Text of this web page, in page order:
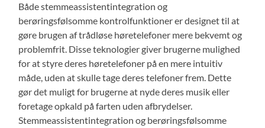
Både stemmeassistentintegration og
berøringsfølsomme kontrolfunktioner er designet til at
gøre brugen af trådløse høretelefoner mere bekvemt og
problemfrit. Disse teknologier giver brugerne mulighed
for at styre deres høretelefoner på en mere intuitiv
måde, uden at skulle tage deres telefoner frem. Dette
gør det muligt for brugerne at nyde deres musik eller
foretage opkald på farten uden afbrydelser.
Stemmeassistentintegration og berøringsfølsomme